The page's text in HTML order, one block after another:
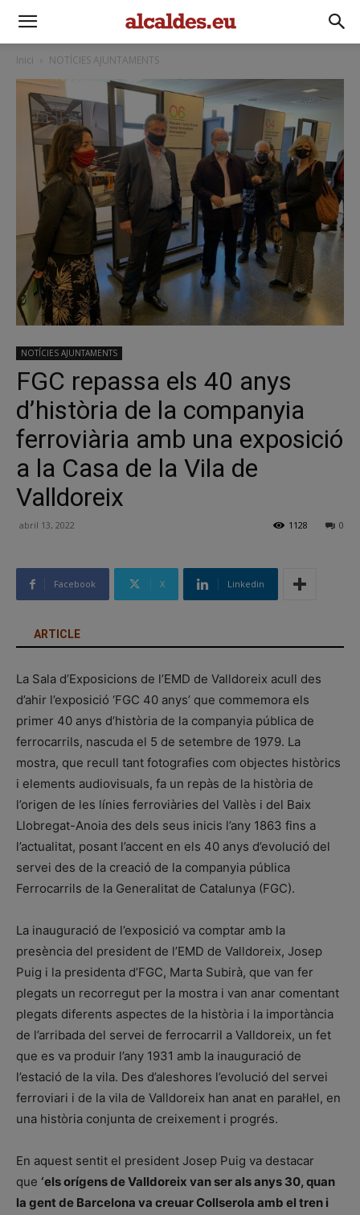
Inici NOTÍCIES AJUNTAMENTS
NOTÍCIES AJUNTAMENTS
FGC repassa els 40 anys
d’història de la companyia
ferroviària amb una exposició
a la Casa de la Vila de
Valldoreix
abril 13, 2022 0
1128
Facebook X Linkedin
ARTICLE
La Sala d’Exposicions de l’EMD de Valldoreix acull des
d’ahir l’exposició ‘FGC 40 anys’ que commemora els
primer 40 anys d’història de la companyia pública de
ferrocarrils, nascuda el 5 de setembre de 1979. La
mostra, que recull tant fotografies com objectes històrics
i elements audiovisuals, fa un repàs de la història de
l’origen de les línies ferroviàries del Vallès i del Baix
Llobregat-Anoia des dels seus inicis l’any 1863 fins a
l’actualitat, posant l’accent en els 40 anys d’evolució del
servei des de la creació de la companyia pública
Ferrocarrils de la Generalitat de Catalunya (FGC).
La inauguració de l’exposició va comptar amb la
presència del president de l’EMD de Valldoreix, Josep
Puig i la presidenta d’FGC, Marta Subirà, que van fer
plegats un recorregut per la mostra i van anar comentant
plegats diferents aspectes de la història i la importància
de l’arribada del servei de ferrocarril a Valldoreix, un fet
que es va produir l’any 1931 amb la inauguració de
l’estació de la vila. Des d’aleshores l’evolució del servei
ferroviari i de la vila de Valldoreix han anat en paral·lel, en
una història conjunta de creixement i progrés.
En aquest sentit el president Josep Puig va destacar
que ‘els orígens de Valldoreix van ser als anys 30, quan
la gent de Barcelona va creuar Collserola amb el tren i